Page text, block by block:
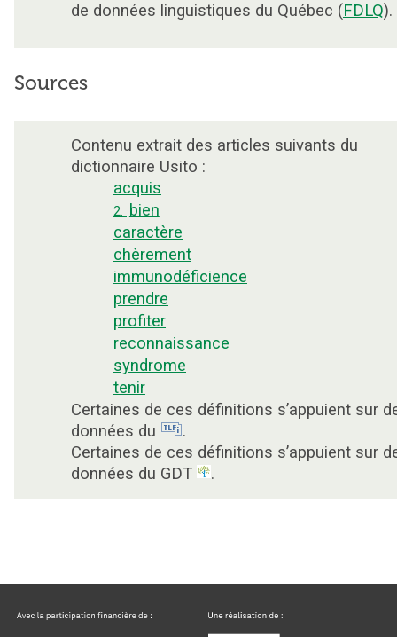
de données linguistiques du Québec (FDLQ).
Sources
Contenu extrait des articles suivants du
dictionnaire Usito :
acquis
2. bien
caractère
chèrement
immunodéficience
prendre
profiter
reconnaissance
syndrome
tenir
Certaines de ces définitions s’appuient sur
données du
.
Certaines de ces définitions s’appuient sur
données du GDT
.